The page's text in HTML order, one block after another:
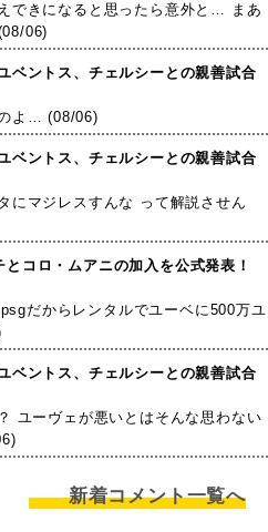
できになると思ったら意外と… まあ
06)
ベントス、チェルシーとの親善試合
よ… (08/06)
ベントス、チェルシーとの親善試合
にマジレスすんな って解説させん
コロ・ムアニの加入を公式発表！
だからレンタルでユーベに500万ユ
ベントス、チェルシーとの親善試合
ユーヴェが悪いとはそんな思わない
新着コメント一覧へ